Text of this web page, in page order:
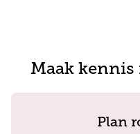
Maak kennis
Plan